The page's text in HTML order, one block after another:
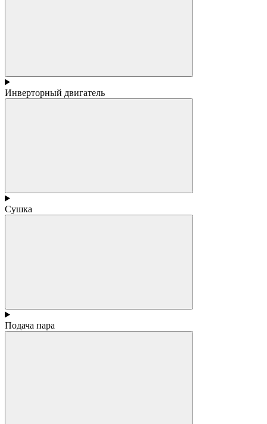
Инверторный двигатель
Сушка
Подача пара